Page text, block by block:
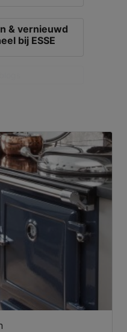
& vernieuwd
bij ESSE